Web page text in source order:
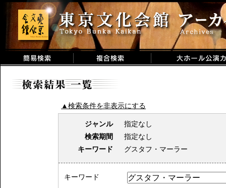
▲検索条件を非表示にする
ジャンル
指定なし
検索期間
指定なし
キーワード
グスタフ・マーラー
キーワード